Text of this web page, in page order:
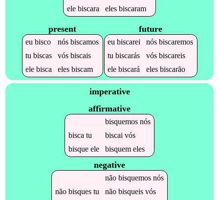
ele biscara eles biscaram
present
eubisco nósbiscamos
tubiscas vósbiscais
elebisca elesbiscam
future
eubiscarei nósbiscaremos
tubiscarás vósbiscareis
elebiscará elesbiscarão
imperative
affirmative
bisquemosnós
bisca tu biscai vós
bisqueele bisquemeles
negative
não bisquemosnós
não bisquestu não bisqueisvós